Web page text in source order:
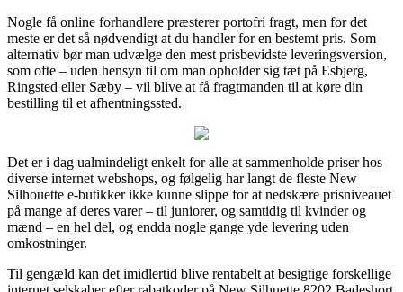
Nogle få online forhandlere præsterer portofri fragt, men for det
meste er det så nødvendigt at du handler for en bestemt pris. Som
alternativ bør man udvælge den mest prisbevidste leveringsversion,
som ofte – uden hensyn til om man opholder sig tæt på Esbjerg,
Ringsted eller Sæby – vil blive at få fragtmanden til at køre din
bestilling til et afhentningssted.
Det er i dag ualmindeligt enkelt for alle at sammenholde priser hos
diverse internet webshops, og følgelig har langt de fleste New
Silhouette e-butikker ikke kunne slippe for at nedskære prisniveauet
på mange af deres varer – til juniorer, og samtidig til kvinder og
mænd – en hel del, og endda nogle gange yde levering uden
omkostninger.
Til gengæld kan det imidlertid blive rentabelt at besigtige forskellige